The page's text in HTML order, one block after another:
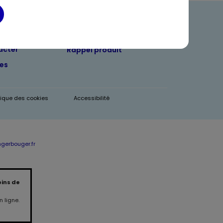
Rappel produit
des cookies Accessibilité
de
ligne.